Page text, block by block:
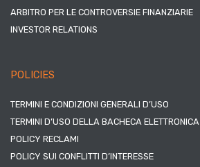
ARBITRO PER LE CONTROVERSIE FINANZIARIE
INVESTOR RELATIONS
POLICIES
TERMINI E CONDIZIONI GENERALI D’USO
TERMINI D’USO DELLA BACHECA ELETTRONICA
POLICY RECLAMI
POLICY SUI CONFLITTI D’INTERESSE